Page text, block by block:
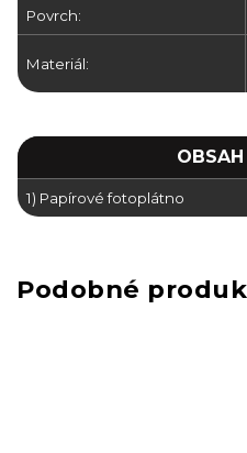
Povrch:
Materiál:
1) Papírové fotoplátno